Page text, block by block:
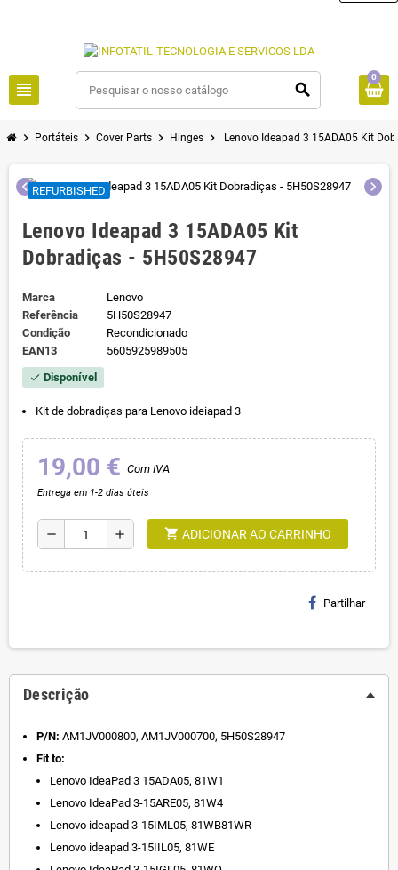
view_headline search
0
chevron_right Portáteis chevron_right Cover Parts chevron_right Hinges chevron_right Lenovo Ideapad 3 15ADA05 Kit
chevron_left chevron_right
REFURBISHED
Lenovo Ideapad 3 15ADA05 Kit
Dobradiças - 5H50S28947
Marca
Lenovo
Referência
5H50S28947
Condição
Recondicionado
EAN13
5605925989505
check Disponível
Kit de dobradiças para Lenovo ideiapad 3
19,00 € Com IVA
Entrega em 1-2 dias úteis
remove add shopping_cart ADICIONAR AO CARRINHO
Partilhar
Descrição
P/N: AM1JV000800, AM1JV000700, 5H50S28947
Fit to:
Lenovo IdeaPad 3 15ADA05, 81W1
Lenovo IdeaPad 3-15ARE05, 81W4
Lenovo ideapad 3-15IML05, 81WB81WR
Lenovo ideapad 3-15IIL05, 81WE